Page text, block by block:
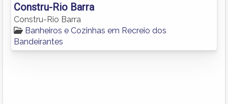
Constru-Rio Barra
Constru-Rio Barra
Banheiros e Cozinhas em Recreio dos
Bandeirantes